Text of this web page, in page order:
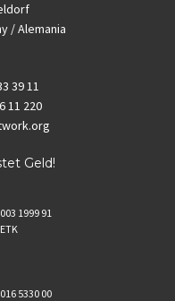
/ Alemania
39 11
11 220
Geld!
1999 91
5330 00